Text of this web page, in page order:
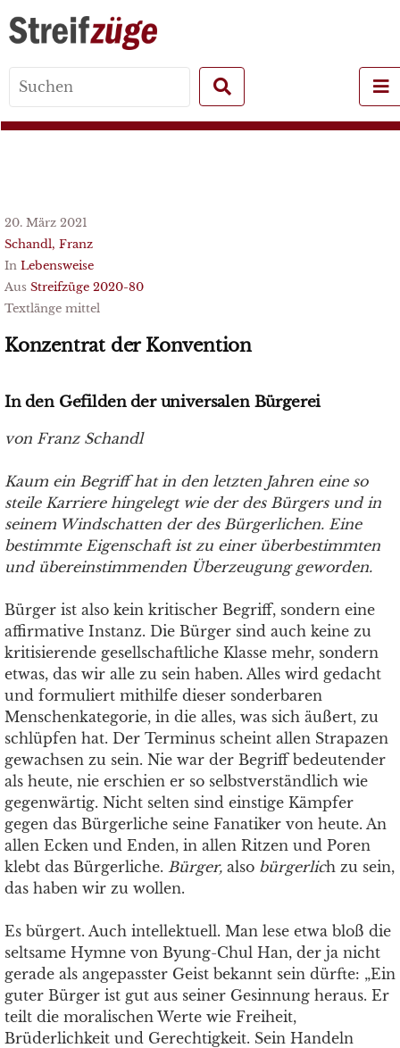
for:
20. März 2021
Schandl, Franz
In Lebensweise
Aus Streifzüge 2020-80
Textlänge mittel
Konzentrat der Konvention
In den Gefilden der universalen Bürgerei
von Franz Schandl
Kaum ein Begriff hat in den letzten Jahren eine so
steile Karriere hingelegt wie der des Bürgers und in
seinem Windschatten der des Bürgerlichen. Eine
bestimmte Eigenschaft ist zu einer überbestimmten
und übereinstimmenden Überzeugung geworden.
Bürger ist also kein kritischer Begriff, sondern eine
affirmative Instanz. Die Bürger sind auch keine zu
kritisierende gesellschaftliche Klasse mehr, sondern
etwas, das wir alle zu sein haben. Alles wird gedacht
und formuliert mithilfe dieser sonderbaren
Menschenkategorie, in die alles, was sich äußert, zu
schlüpfen hat. Der Terminus scheint allen Strapazen
gewachsen zu sein. Nie war der Begriff bedeutender
als heute, nie erschien er so selbstverständlich wie
gegenwärtig. Nicht selten sind einstige Kämpfer
gegen das Bürgerliche seine Fanatiker von heute. An
allen Ecken und Enden, in allen Ritzen und Poren
klebt das Bürgerliche. Bürger, also bürgerlich zu sein,
das haben wir zu wollen.
Es bürgert. Auch intellektuell. Man lese etwa bloß die
seltsame Hymne von Byung-Chul Han, der ja nicht
gerade als angepasster Geist bekannt sein dürfte: „Ein
guter Bürger ist gut aus seiner Gesinnung heraus. Er
teilt die moralischen Werte wie Freiheit,
Brüderlichkeit und Gerechtigkeit. Sein Handeln